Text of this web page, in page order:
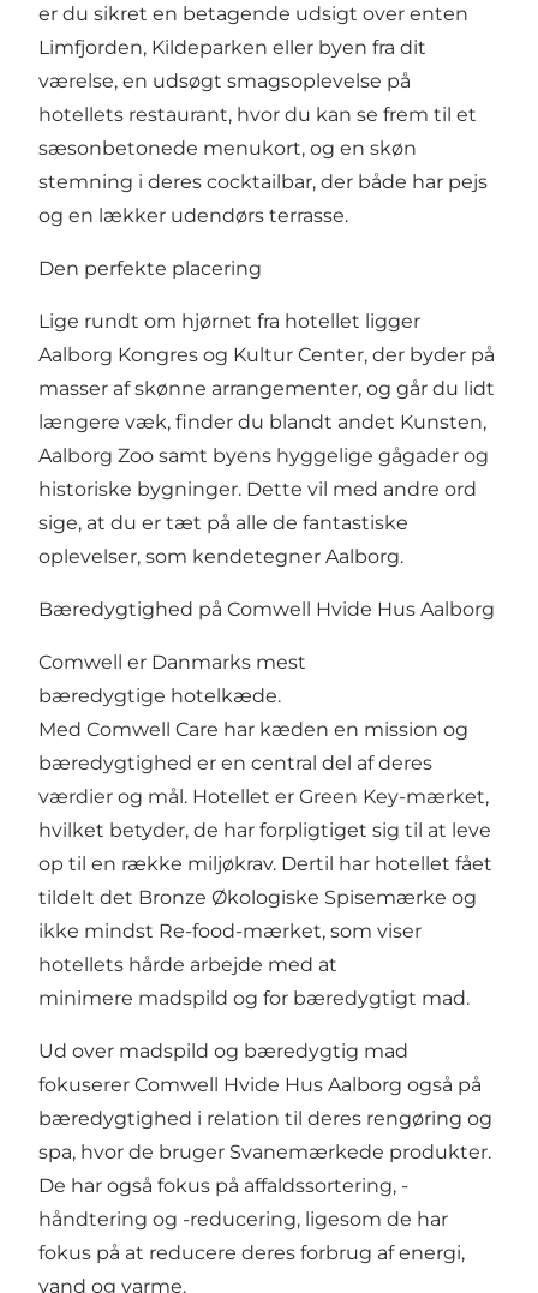
er du sikret en betagende udsigt over enten
Limfjorden, Kildeparken eller byen fra dit
værelse, en udsøgt smagsoplevelse på
hotellets restaurant, hvor du kan se frem til et
sæsonbetonede menukort, og en skøn
stemning i deres cocktailbar, der både har pejs
og en lækker udendørs terrasse.
Den perfekte placering
Lige rundt om hjørnet fra hotellet ligger
Aalborg Kongres og Kultur Center, der byder på
masser af skønne arrangementer, og går du lidt
længere væk, finder du blandt andet Kunsten,
Aalborg Zoo samt byens hyggelige gågader og
historiske bygninger. Dette vil med andre ord
sige, at du er tæt på alle de fantastiske
oplevelser, som kendetegner Aalborg.
Bæredygtighed på Comwell Hvide Hus Aalborg
Comwell er Danmarks mest
bæredygtige hotelkæde.
Med Comwell Care har kæden en mission og
bæredygtighed er en central del af deres
værdier og mål. Hotellet er Green Key-mærket,
hvilket betyder, de har forpligtiget sig til at leve
op til en række miljøkrav. Dertil har hotellet fået
tildelt det Bronze Økologiske Spisemærke og
ikke mindst Re-food-mærket, som viser
hotellets hårde arbejde med at
minimere madspild og for bæredygtigt mad.
Ud over madspild og bæredygtig mad
fokuserer Comwell Hvide Hus Aalborg også på
bæredygtighed i relation til deres rengøring og
spa, hvor de bruger Svanemærkede produkter.
De har også fokus på affaldssortering, -
håndtering og -reducering, ligesom de har
fokus på at reducere deres forbrug af energi,
vand og varme.